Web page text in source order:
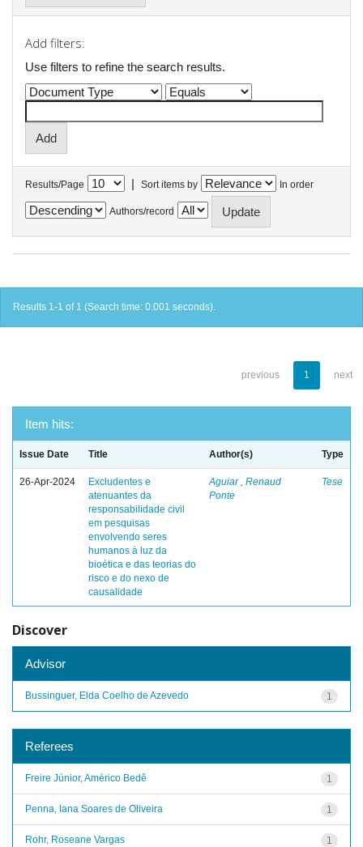
Add filters:
Use filters to refine the search results.
Results/Page | Sort items by In order
Authors/record
Results 1-1 of 1 (Search time: 0.001 seconds).
previous 1 next
Item hits:
Issue Date Title Author(s) Type
26-Apr-2024
Excludentes e
atenuantes da
responsabilidade civil
em pesquisas
envolvendo seres
humanos à luz da
bioética e das teorias do
risco e do nexo de
causalidade
Aguiar , Renaud
Ponte
Tese
Discover
Advisor
1
Bussinguer, Elda Coelho de Azevedo
Referees
1
Freire Júnior, Américo Bedê
1
Penna, Iana Soares de Oliveira
1
Rohr, Roseane Vargas